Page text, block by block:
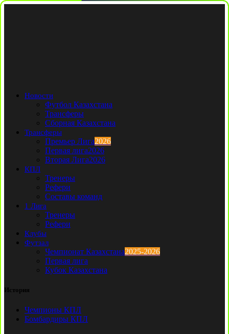
Новости
Футбол Казахстана
Трансферы
Сборная Казахстана
Трансферы
Премьер Лига2026
Первая лига2026
Вторая Лига2026
КПЛ
Тренеры
Рефери
Составы команд
1 Лига
Тренеры
Рефери
Клубы
Футзал
Чемпионат Казахстана2025-2026
Первая лига
Кубок Казахстана
История
Чемпионы КПЛ
Бомбардиры КПЛ